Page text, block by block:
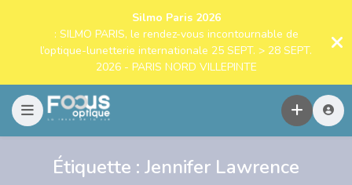
Silmo Paris 2026
: SILMO PARIS, le rendez-vous incontournable de
l’optique-lunetterie internationale 25 SEPT. > 28 SEPT.
2026 - PARIS NORD VILLEPINTE
Étiquette : Jennifer Lawrence